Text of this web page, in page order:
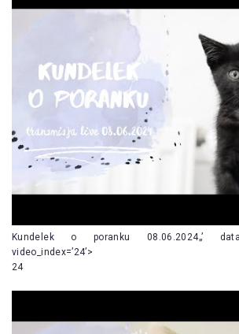
Kundelek o poranku 08.06.2024„’ data-
video_index=’24’>
24